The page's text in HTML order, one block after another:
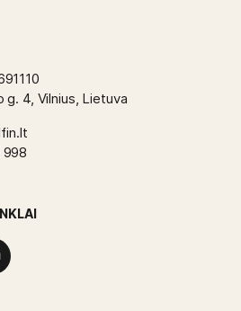
g. 4, Vilnius, Lietuva